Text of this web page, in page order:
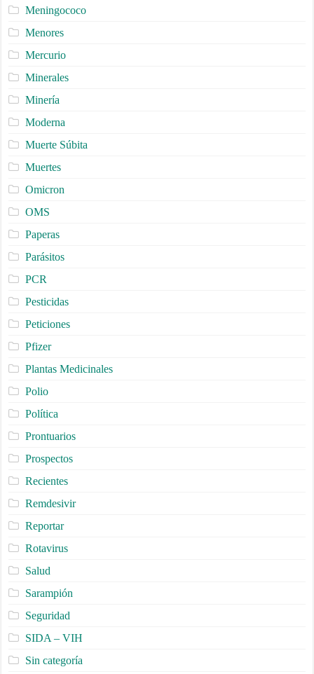
Meningococo
Menores
Mercurio
Minerales
Minería
Moderna
Muerte Súbita
Muertes
Omicron
OMS
Paperas
Parásitos
PCR
Pesticidas
Peticiones
Pfizer
Plantas Medicinales
Polio
Política
Prontuarios
Prospectos
Recientes
Remdesivir
Reportar
Rotavirus
Salud
Sarampión
Seguridad
SIDA – VIH
Sin categoría